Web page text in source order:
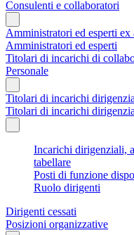
Consulenti e collaboratori
Amministratori ed esperti
Amministratori ed esperti
Titolari di incarichi di
Personale
Titolari di incarichi
Titolari di incarichi
Incarichi dirigenziali,
tabellare
Posti di funzione
Ruolo dirigenti
Dirigenti cessati
Posizioni organizzative